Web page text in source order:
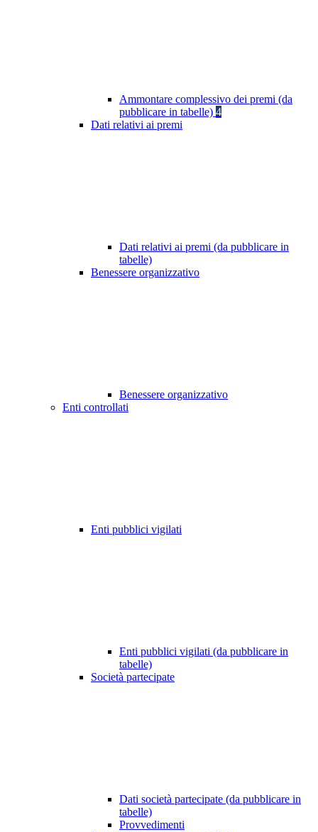
Ammontare complessivo dei premi (da
pubblicare in tabelle) 4
Dati relativi ai premi
Dati relativi ai premi (da pubblicare in
tabelle)
Benessere organizzativo
Benessere organizzativo
Enti controllati
Enti pubblici vigilati
Enti pubblici vigilati (da pubblicare in
tabelle)
Società partecipate
Dati società partecipate (da pubblicare in
tabelle)
Provvedimenti